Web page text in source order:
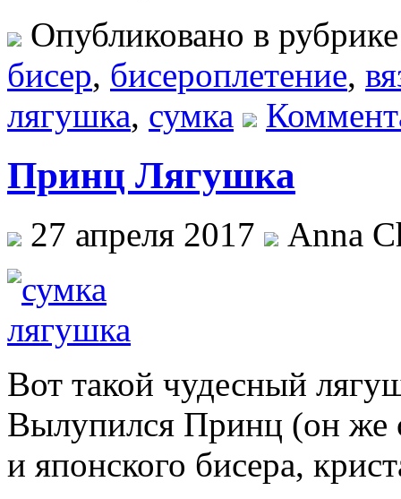
Опубликовано в
бисер, бисероплетение,
лягушка, сумка
Принц Лягушка
27 апреля 2017 Anna
Вот такой чудесный
Вылупился Принц (он же
и японского бисера,